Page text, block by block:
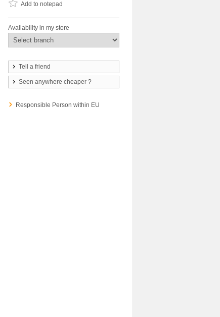
Add to notepad
Availability in my store
Tell a friend
Seen anywhere cheaper ?
Responsible Person within EU